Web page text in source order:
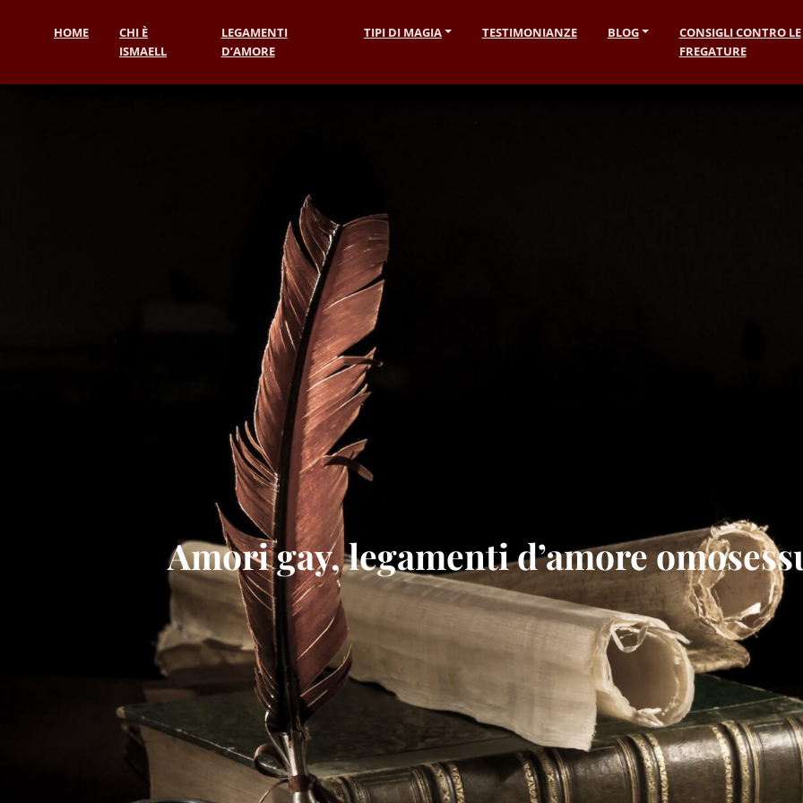
HOME
CHI È
ISMAELL
LEGAMENTI
D’AMORE
TIPI DI MAGIA TESTIMONIANZE BLOG
CONSIGLI CONTRO LE
FREGATURE
Amori gay, legamenti d’amore